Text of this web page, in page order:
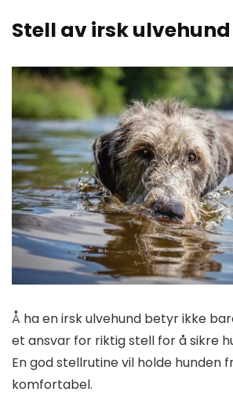
Stell av irsk ulvehund
Å ha en irsk ulvehund betyr ikke
et ansvar for riktig stell for å sikre
En god stellrutine vil holde hunden
komfortabel.